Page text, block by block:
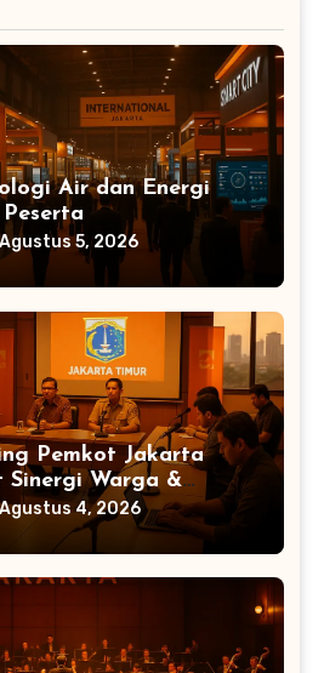
Air dan Energi
Agustus 5, 2026
Pemkot Jakarta
Sinergi Warga &
4, 2026